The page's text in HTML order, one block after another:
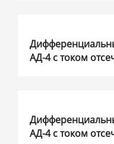
АД-4 с током
АД-4 с током